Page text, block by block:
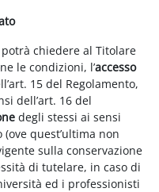
chiedere al Titolare
le condizioni, l’accesso
15 del Regolamento,
dell’art. 16 del
degli stessi ai sensi
(ove quest’ultima non
sulla conservazione
di tutelare, in caso di
ed i professionisti